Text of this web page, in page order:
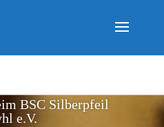
BSC Silberpfeil
e.V.